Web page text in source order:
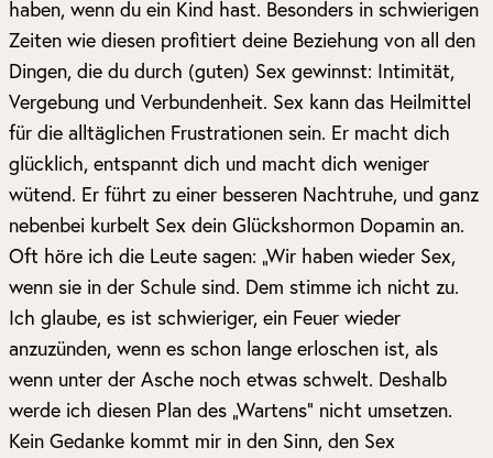
haben, wenn du ein Kind hast. Besonders in schwierigen
Zeiten wie diesen profitiert deine Beziehung von all den
Dingen, die du durch (guten) Sex gewinnst: Intimität,
Vergebung und Verbundenheit. Sex kann das Heilmittel
für die alltäglichen Frustrationen sein. Er macht dich
glücklich, entspannt dich und macht dich weniger
wütend. Er führt zu einer besseren Nachtruhe, und ganz
nebenbei kurbelt Sex dein Glückshormon Dopamin an.
Oft höre ich die Leute sagen: „Wir haben wieder Sex,
wenn sie in der Schule sind. Dem stimme ich nicht zu.
Ich glaube, es ist schwieriger, ein Feuer wieder
anzuzünden, wenn es schon lange erloschen ist, als
wenn unter der Asche noch etwas schwelt. Deshalb
werde ich diesen Plan des „Wartens“ nicht umsetzen.
Kein Gedanke kommt mir in den Sinn, den Sex